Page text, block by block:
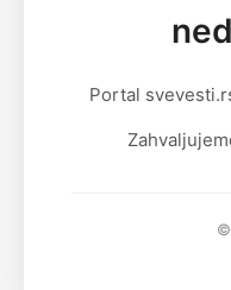
Portal
©